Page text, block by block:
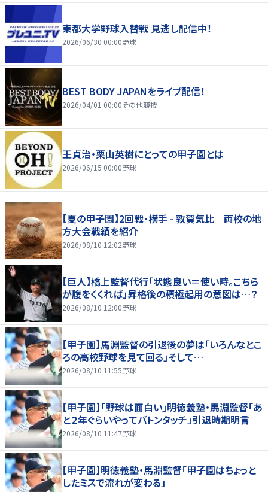
東都大学野球入替戦 見逃し配信中！
2026/06/30 00:00野球
BEST BODY JAPANをライブ配信！
2026/04/01 00:00その他競技
王貞治・栗山英樹にとっての甲子園とは
2026/06/15 00:00野球
【夏の甲子園】2回戦・横手 - 敦賀気比 両校の地
方大会戦績を紹介
2026/08/10 12:02野球
【巨人】橋上監督代行「状態良い＝使い時。こちら
が腹をくくれば」昇格後の積極起用の意図は…？
2026/08/10 12:00野球
【甲子園】馬淵監督の引退後の夢は「いろんなとこ
ろの高校野球を見て回る」そして…
2026/08/10 11:55野球
【甲子園】「野球は面白い」明徳義塾・馬淵監督「あ
と２年ぐらいやってバトンタッチ」引退時期明言
2026/08/10 11:47野球
【甲子園】明徳義塾・馬淵監督「甲子園はちょっと
したミスで流れが変わる」